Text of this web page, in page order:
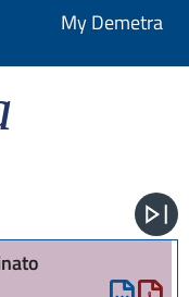
My Demetra